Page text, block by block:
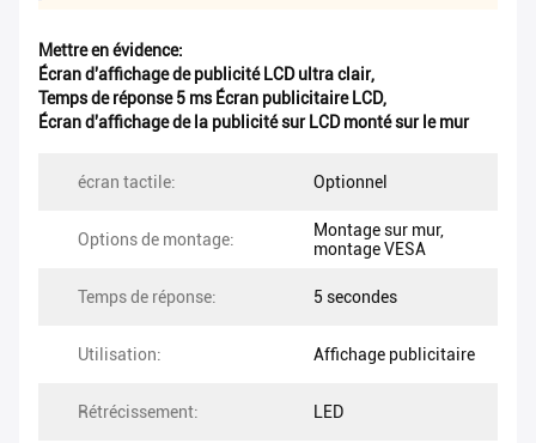
Mettre en évidence:
Écran d'affichage de publicité LCD ultra clair,
Temps de réponse 5 ms Écran publicitaire LCD,
Écran d'affichage de la publicité sur LCD monté sur le mur
écran tactile: Optionnel
Options de montage:
Montage sur mur,
montage VESA
Temps de réponse: 5 secondes
Utilisation: Affichage publicitaire
Rétrécissement: LED